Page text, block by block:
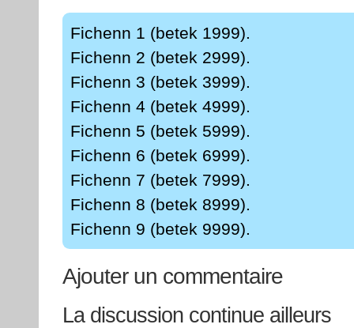
Fichenn 1 (betek 1999).
Fichenn 2 (betek 2999).
Fichenn 3 (betek 3999).
Fichenn 4 (betek 4999).
Fichenn 5 (betek 5999).
Fichenn 6 (betek 6999).
Fichenn 7 (betek 7999).
Fichenn 8 (betek 8999).
Fichenn 9 (betek 9999).
Ajouter un commentaire
La discussion continue ailleurs